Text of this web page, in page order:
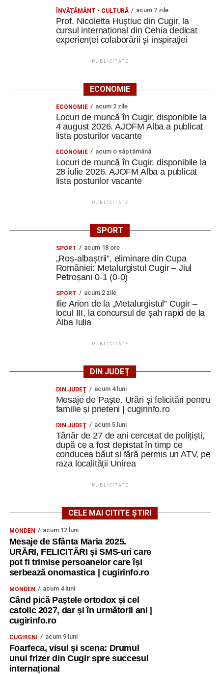
ÎNVĂŢĂMÂNT - CULTURĂ acum 7 zile
Prof. Nicoletta Huștiuc din Cugir, la
cursul internațional din Cehia dedicat
experienței colaborării și inspirației
PUBLICITATE
ECONOMIE
ECONOMIE acum 2 zile
Locuri de muncă în Cugir, disponibile la
4 august 2026. AJOFM Alba a publicat
lista posturilor vacante
ECONOMIE acum o săptămână
Locuri de muncă în Cugir, disponibile la
28 iulie 2026. AJOFM Alba a publicat
lista posturilor vacante
PUBLICITATE
SPORT
SPORT acum 18 ore
„Roș-albaștrii”, eliminare din Cupa
României: Metalurgistul Cugir – Jiul
Petroșani 0-1 (0-0)
SPORT acum 2 zile
Ilie Arion de la „Metalurgistul” Cugir –
locul III, la concursul de șah rapid de la
Alba Iulia
PUBLICITATE
DIN JUDEȚ
DIN JUDEŢ acum 4 luni
Mesaje de Paște. Urări și felicitări pentru
familie și prieteni | cugirinfo.ro
DIN JUDEŢ acum 5 luni
Tânăr de 27 de ani cercetat de polițiști,
după ce a fost depistat în timp ce
conducea băut și fără permis un ATV, pe
raza localității Unirea
PUBLICITATE
CELE MAI CITITE ȘTIRI
MONDEN acum 12 luni
Mesaje de Sfânta Maria 2025.
URĂRI, FELICITĂRI și SMS-uri care
pot fi trimise persoanelor care își
serbează onomastica | cugirinfo.ro
MONDEN acum 4 luni
Când pică Paștele ortodox și cel
catolic 2027, dar și în următorii ani |
cugirinfo.ro
CUGIRENI acum 9 luni
Foarfeca, visul și scena: Drumul
unui frizer din Cugir spre succesul
internațional